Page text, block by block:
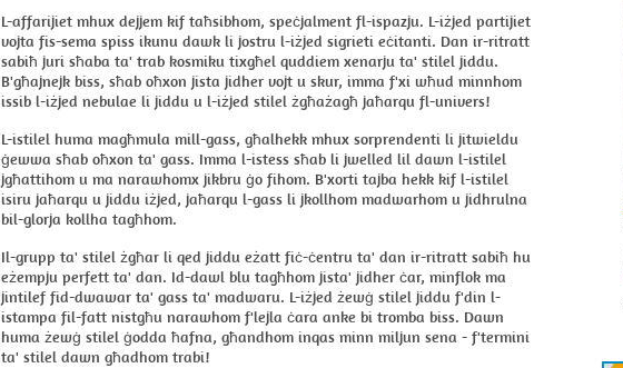
L-affarijiet mhux dejjem kif taħsibhom, speċjalment fl-ispazju. L-iżjed partijiet
vojta fis-sema spiss ikunu dawk li jostru l-iżjed sigrieti eċitanti. Dan ir-ritratt
sabiħ juri sħaba ta' trab kosmiku tixgħel quddiem xenarju ta' stilel jiddu.
B'għajnejk biss, sħab oħxon jista jidher vojt u skur, imma f'xi wħud minnhom
issib l-iżjed nebulae li jiddu u l-iżjed stilel żgħażagħ jaħarqu fl-univers!
L-istilel huma magħmula mill-gass, għalhekk mhux sorprendenti li jitwieldu
ġewwa sħab oħxon ta' gass. Imma l-istess sħab li jwelled lil dawn l-istilel
jgħattihom u ma narawhomx jikbru ġo fihom. B'xorti tajba hekk kif l-istilel
isiru jaħarqu u jiddu iżjed, jaħarqu l-gass li jkollhom madwarhom u jidhrulna
bil-glorja kollha tagħhom.
Il-grupp ta' stilel żgħar li qed jiddu eżatt fiċ-ċentru ta' dan ir-ritratt sabiħ hu
eżempju perfett ta' dan. Id-dawl blu tagħhom jista' jidher ċar, minflok ma
jintilef fid-dwawar ta' gass ta' madwaru. L-iżjed żewġ stilel jiddu f'din l-
istampa fil-fatt nistgħu narawhom f'lejla ċara anke bi tromba biss. Dawn
huma żewġ stilel ġodda ħafna, għandhom inqas minn miljun sena - f'termini
ta' stilel dawn għadhom trabi!